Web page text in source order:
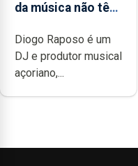
da música não têm
difícil é produzir
uma música”
Diogo Raposo é um
DJ e produtor musical
açoriano,...